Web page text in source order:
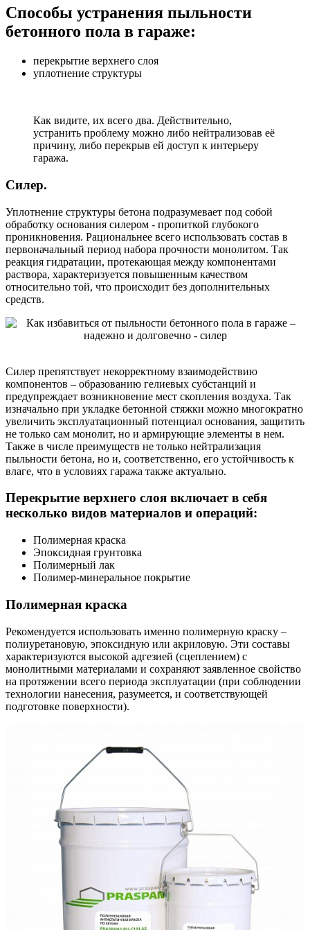
Способы устранения пыльности
бетонного пола в гараже:
перекрытие верхнего слоя
уплотнение структуры
Как видите, их всего два. Действительно,
устранить проблему можно либо нейтрализовав её
причину, либо перекрыв ей доступ к интерьеру
гаража.
Силер.
Уплотнение структуры бетона подразумевает под собой
обработку основания силером - пропиткой глубокого
проникновения. Рациональнее всего использовать состав в
первоначальный период набора прочности монолитом. Так
реакция гидратации, протекающая между компонентами
раствора, характеризуется повышенным качеством
относительно той, что происходит без дополнительных
средств.
Силер препятствует некорректному взаимодействию
компонентов – образованию гелиевых субстанций и
предупреждает возникновение мест скопления воздуха. Так
изначально при укладке бетонной стяжки можно многократно
увеличить эксплуатационный потенциал основания, защитить
не только сам монолит, но и армирующие элементы в нем.
Также в числе преимуществ не только нейтрализация
пыльности бетона, но и, соответственно, его устойчивость к
влаге, что в условиях гаража также актуально.
Перекрытие верхнего слоя включает в себя
несколько видов материалов и операций:
Полимерная краска
Эпоксидная грунтовка
Полимерный лак
Полимер-минеральное покрытие
Полимерная краска
Рекомендуется использовать именно полимерную краску –
полиуретановую, эпоксидную или акриловую. Эти составы
характеризуются высокой адгезией (сцеплением) с
монолитными материалами и сохраняют заявленное свойство
на протяжении всего периода эксплуатации (при соблюдении
технологии нанесения, разумеется, и соответствующей
подготовке поверхности).